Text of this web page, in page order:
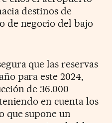
destinos de
de negocio del bajo
que las reservas
para este 2024,
de 36.000
en cuenta los
que supone un